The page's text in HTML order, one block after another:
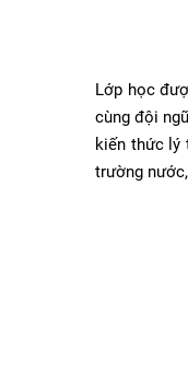
Lớp học
cùng đội
kiến thức lý
trường